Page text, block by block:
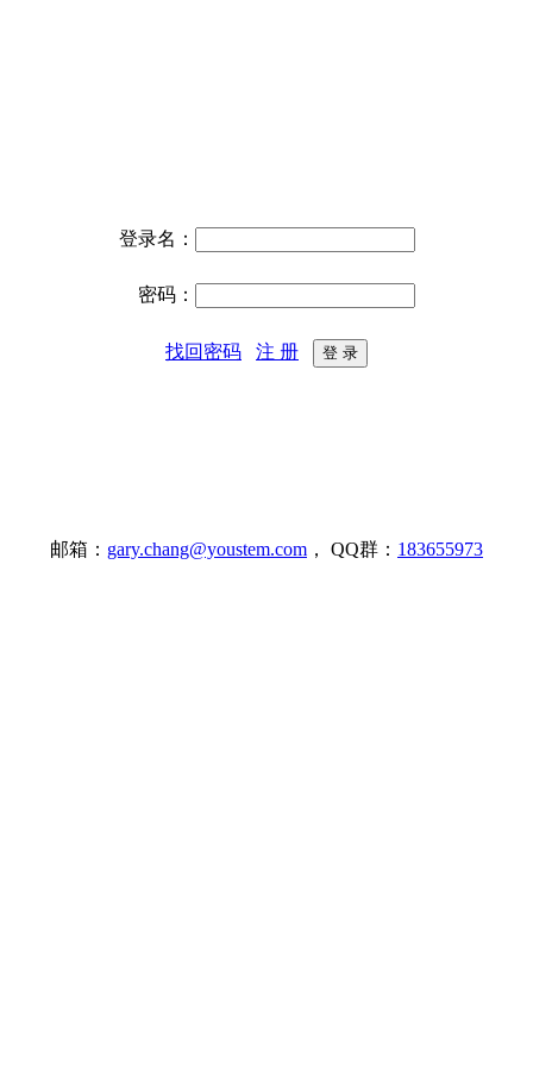
登录名：
密码：
找回密码 注 册
邮箱： gary.chang@youstem.com ， QQ群： 183655973